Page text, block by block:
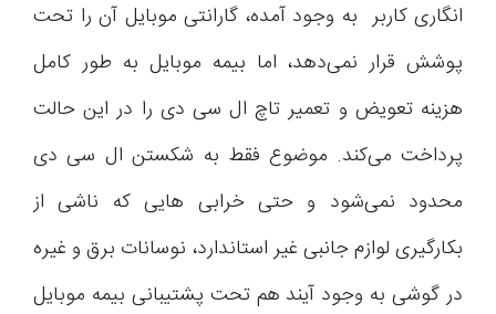
انگاری کاربر به وجود آمده، گارانتی موبایل آن را تحت
پوشش قرار نمی‌دهد، اما بیمه موبایل به طور کامل
هزینه تعویض و تعمیر تاچ ال سی دی را در این حالت
پرداخت می‌کند. موضوع فقط به شکستن ال سی دی
محدود نمی‌شود و حتی خرابی هایی که ناشی از
بکارگیری لوازم جانبی غیر استاندارد، نوسانات برق و غیره
در گوشی به وجود آیند هم تحت پشتیبانی بیمه موبایل